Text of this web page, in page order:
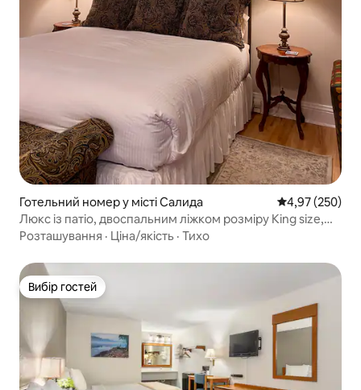
Готельний номер у місті Салида Середня
4,97 (250)
Люкс із патіо, двоспальним ліжком розміру King size,
паркінгом, повністю обладнаною кухнею
Розташування · Ціна/якість · Тихо
Вибір гостей
Вибір гостей